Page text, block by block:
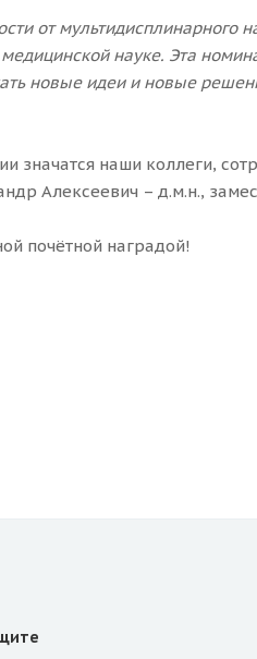
от
науке. Эта
новые идеи и новые
значатся наши коллеги,
Алексеевич – д.м.н.,
почётной наградой!